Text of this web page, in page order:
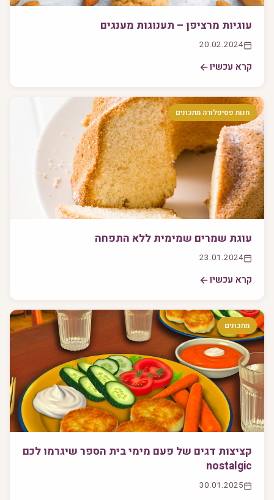
עוגיות מרציפן – תענוגות מענגים
20.02.2024
קרא עכשיו
חנות פסיפלורה מתכונים
עוגת שמרים שמימית ללא התפחה
23.01.2024
קרא עכשיו
מתכונים
קציצות דגים של פעם מימי בית הספר שיגרמו לכם
nostalgic
30.01.2025